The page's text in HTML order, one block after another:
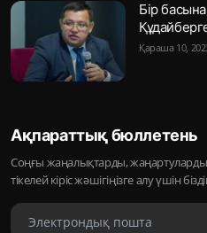
Бір
Қараша 10,
Ақпараттық бюллетень
Соңғы жаңалықтарды,
тікелей кіріс жәшігіңізге алу үшін